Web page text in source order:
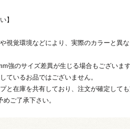
】
視覚環境などにより、実際のカラーと異
強のサイズ差異が生じる場合もございます
ているお品ではございません。
と在庫を共有しており、注文が確定して
ご了承下さい。